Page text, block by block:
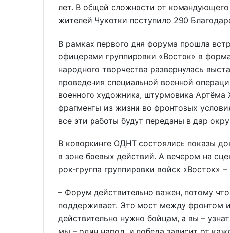
лет. В общей сложности от командующего
жителей Чукотки поступило 290
В рамках первого дня форума прошла
офицерами группировки «Восток» в
народного творчества развернулась
проведения специальной военной
военного художника, штурмовика Артёма
фрагменты из жизни во фронтовых
все эти работы будут переданы в дар
В коворкинге ОДНТ состоялись показы
в зоне боевых действий. А вечером на
рок-группа группировки войск «Восток»
– Форум действительно важен, потому
поддерживает. Это мост между фронтом
действительно нужно бойцам, а вы –